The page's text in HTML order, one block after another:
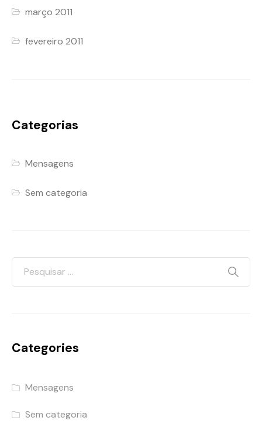
março 2011
fevereiro 2011
Categorias
Mensagens
Sem categoria
Categories
Mensagens
Sem categoria